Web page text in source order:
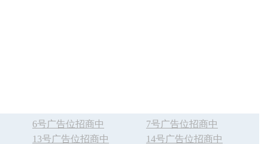
6号广告位招商中
7号广告位招商中
13号广告位招商中
14号广告位招商中